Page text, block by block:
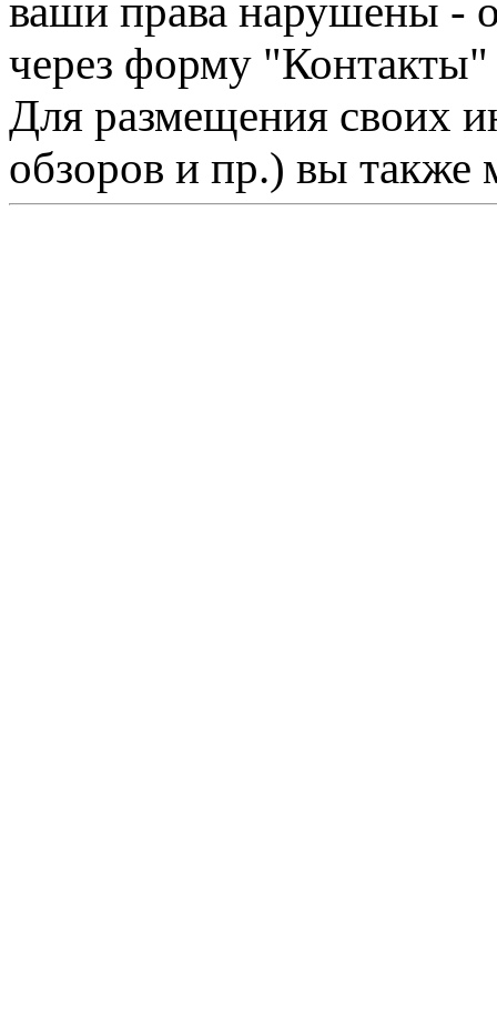
ваши права нарушены -
через форму "Контакты"
Для размещения своих
обзоров и пр.) вы также